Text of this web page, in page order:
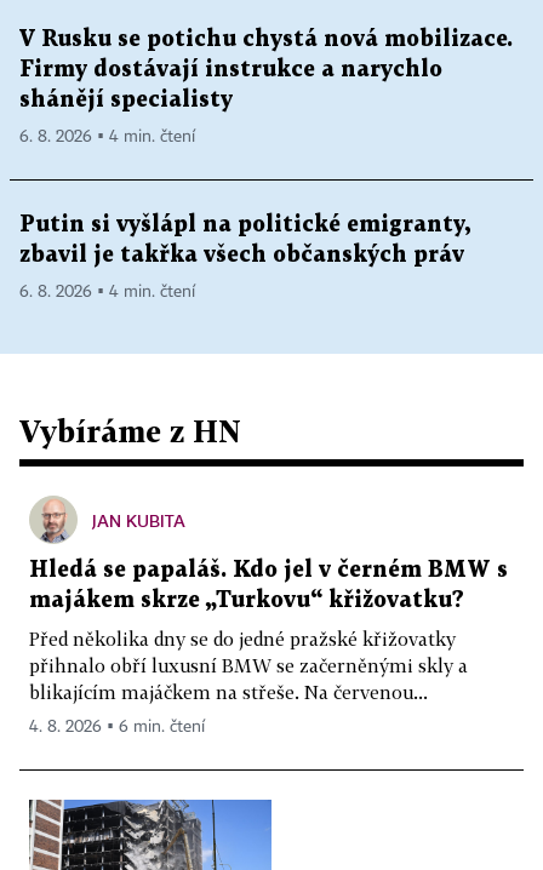
V Rusku se potichu chystá nová mobilizace.
Firmy dostávají instrukce a narychlo
shánějí specialisty
6. 8. 2026 ▪ 4 min. čtení
Putin si vyšlápl na politické emigranty,
zbavil je takřka všech občanských práv
6. 8. 2026 ▪ 4 min. čtení
Vybíráme z HN
JAN KUBITA
Hledá se papaláš. Kdo jel v černém BMW s
majákem skrze „Turkovu“ křižovatku?
Před několika dny se do jedné pražské křižovatky
přihnalo obří luxusní BMW se začerněnými skly a
blikajícím majáčkem na střeše. Na červenou...
4. 8. 2026 ▪ 6 min. čtení